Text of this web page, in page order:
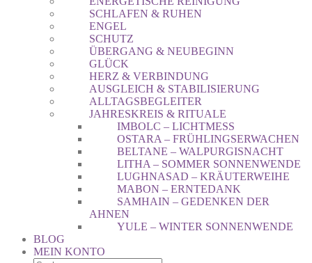
SCHLAFEN & RUHEN
ENGEL
SCHUTZ
ÜBERGANG & NEUBEGINN
GLÜCK
HERZ & VERBINDUNG
AUSGLEICH & STABILISIERUNG
ALLTAGSBEGLEITER
JAHRESKREIS & RITUALE
IMBOLC – LICHTMESS
OSTARA – FRÜHLINGSERWACHEN
BELTANE – WALPURGISNACHT
LITHA – SOMMER SONNENWENDE
LUGHNASAD – KRÄUTERWEIHE
MABON – ERNTEDANK
SAMHAIN – GEDENKEN DER
AHNEN
YULE – WINTER SONNENWENDE
BLOG
MEIN KONTO